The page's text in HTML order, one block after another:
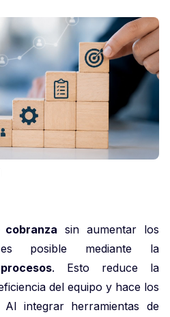
sin aumentar los
posible mediante la
. Esto reduce la
del equipo y hace los
Al integrar herramientas de